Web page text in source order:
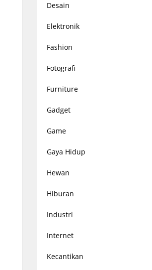
Desain
Elektronik
Fashion
Fotografi
Furniture
Gadget
Game
Gaya Hidup
Hewan
Hiburan
Industri
Internet
Kecantikan